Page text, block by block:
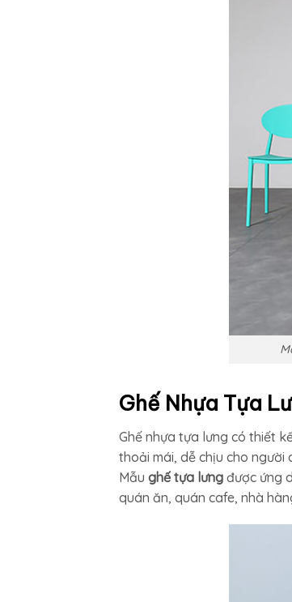
Ghế Nhựa Tựa
Ghế nhựa tựa lưng có thiết
thoải mái, dễ chịu cho người
Mẫu ghế tựa lưng được ứng
quán ăn, quán cafe, nhà